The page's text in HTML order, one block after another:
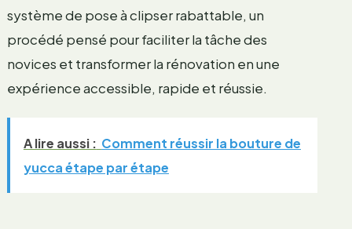
système de pose à clipser rabattable, un
procédé pensé pour faciliter la tâche des
novices et transformer la rénovation en une
expérience accessible, rapide et réussie.
A lire aussi : Comment réussir la bouture de
yucca étape par étape